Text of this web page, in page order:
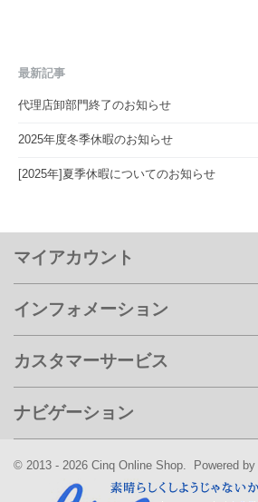
最新記事
代理店卸部門終了のお知らせ
2025年度冬季休暇のお知らせ
[2025年]夏季休暇についてのお知らせ
マイアカウント
インフォメーション
カスタマーサービス
ナビゲーション
© 2013 - 2026 Cinq Online Shop. Powered by